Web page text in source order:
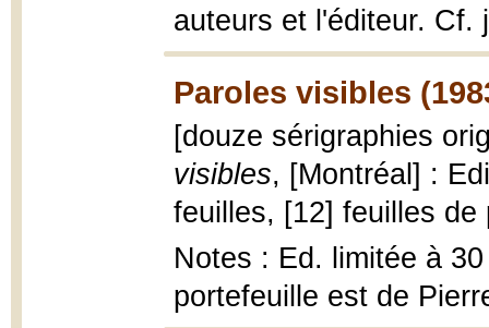
auteurs et l'éditeur. Cf.
Paroles visibles
[douze sérigraphies
visibles, [Montréal] :
feuilles, [12] feuilles
Notes : Ed. limitée à
portefeuille est de